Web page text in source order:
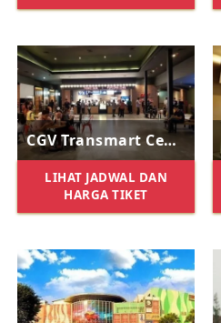
CGV Transmart Cempaka Putih
LIHAT JADWAL DAN
HARGA TIKET